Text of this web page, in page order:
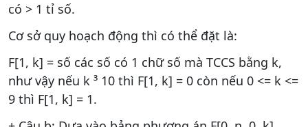
có > 1 tỉ số.
Cơ sở quy hoạch động thì có thể đặt là:
F[1, k] = số các số có 1 chữ số mà TCCS bằng k,
như vậy nếu k ³ 10 thì F[1, k] = 0 còn nếu 0 <= k <=
9 thì F[1, k] = 1.